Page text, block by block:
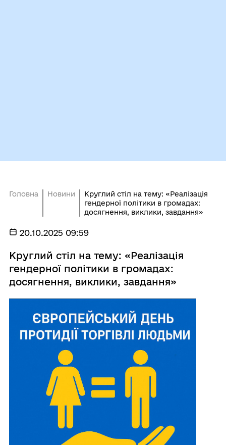
Головна Новини
Круглий стіл на тему: «Реалізація
гендерної політики в громадах:
досягнення, виклики, завдання»
20.10.2025 09:59
Круглий стіл на тему: «Реалізація
гендерної політики в громадах:
досягнення, виклики, завдання»